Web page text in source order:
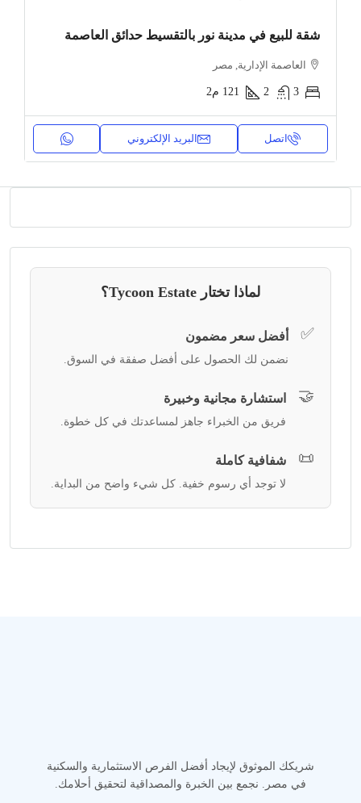
شقة للبيع في مدينة نور بالتقسيط حدائق العاصمة
العاصمة الإدارية, مصر
3
2
121 م2
اتصل البريد الإلكتروني
لماذا تختار Tycoon Estate؟
✅ أفضل سعر مضمون
نضمن لك الحصول على أفضل صفقة في السوق.
🤝 استشارة مجانية وخبيرة
فريق من الخبراء جاهز لمساعدتك في كل خطوة.
📜 شفافية كاملة
لا توجد أي رسوم خفية. كل شيء واضح من البداية.
شريكك الموثوق لإيجاد أفضل الفرص الاستثمارية والسكنية
في مصر. نجمع بين الخبرة والمصداقية لتحقيق أحلامك.